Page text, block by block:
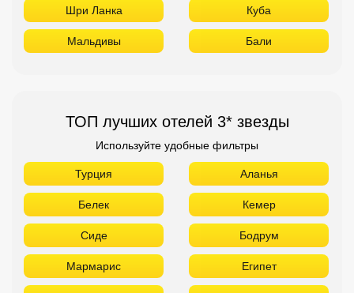
Шри Ланка Куба
Мальдивы Бали
ТОП лучших отелей 3* звезды
Используйте удобные фильтры
Турция Аланья
Белек Кемер
Сиде Бодрум
Мармарис Египет